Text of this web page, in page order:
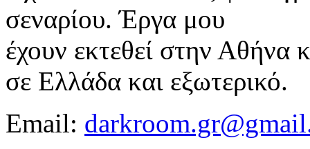
σεναρίου. Έργα μου
έχουν εκτεθεί στην Αθήνα
σε Ελλάδα και εξωτερικό.
Email: